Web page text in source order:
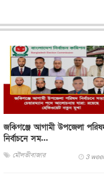
জকিগঞ্জে আগামী উপজেলা
নির্বাচনে সম...
মৌলভীবাজার 3